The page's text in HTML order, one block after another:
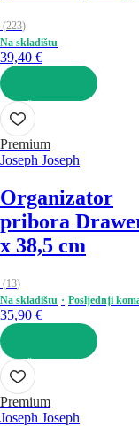
(223)
Na skladištu
39,40 €
U KOŠARICU
Premium
Joseph Joseph
Organizator
pribora
x 38,5 cm
(13)
Na skladištu
Posljednji
35,90 €
U KOŠARICU
Premium
Joseph Joseph